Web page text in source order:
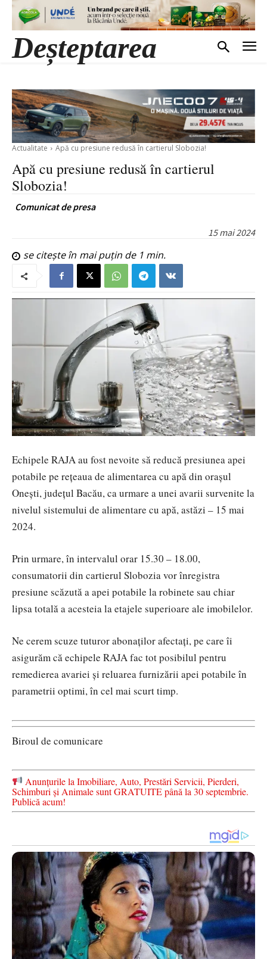
Deșteptarea
Actualitate Apă cu presiune redusă în cartierul Slobozia!
Apă cu presiune redusă în cartierul
Slobozia!
Comunicat de presa
15 mai 2024
se citește în mai puțin de 1 min.
Echipele RAJA au fost nevoite să reducă presiunea apei
potabile pe rețeaua de alimentarea cu apă din orașul
Onești, județul Bacău, ca urmare a unei avarii survenite la
nivelul sistemului de alimentare cu apă, astăzi – 15 mai
2024.
Prin urmare, în intervalul orar 15.30 – 18.00,
consumatorii din cartierul Slobozia vor înregistra
presiune scăzută a apei potabile la robinete sau chiar
lipsa totală a acesteia la etajele superioare ale imobilelor.
Ne cerem scuze tuturor abonaților afectați, pe care îi
asigurăm că echipele RAJA fac tot posibilul pentru
remedierea avariei și reluarea furnizării apei potabile în
parametrii optimi, în cel mai scurt timp.
Biroul de comunicare
Anunțurile la Imobiliare, Auto, Prestări Servicii, Pierderi,
Schimburi și Animale sunt GRATUITE până la 30 septembrie.
Publică acum!